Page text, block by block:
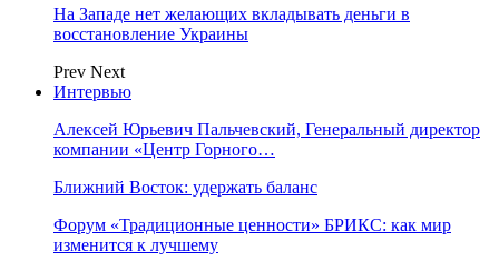
На Западе нет желающих вкладывать деньги в
восстановление Украины
Prev Next
Интервью
Алексей Юрьевич Пальчевский, Генеральный директор
компании «Центр Горного…
Ближний Восток: удержать баланс
Форум «Традиционные ценности» БРИКС: как мир
изменится к лучшему